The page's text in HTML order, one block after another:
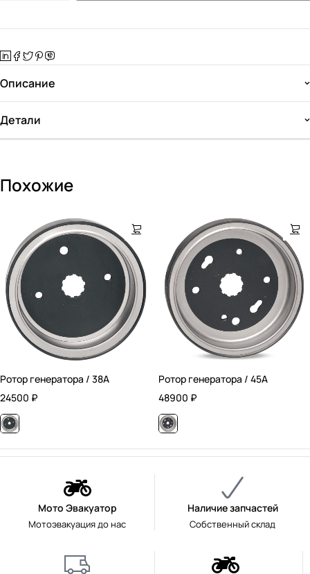
Описание
Детали
Похожие
Ротор генератора / 38А
24500 ₽
Ротор генератора / 45А
48900 ₽
Мото Эвакуатор
Мотоэвакуация до нас
Наличие запчастей
Собственный склад